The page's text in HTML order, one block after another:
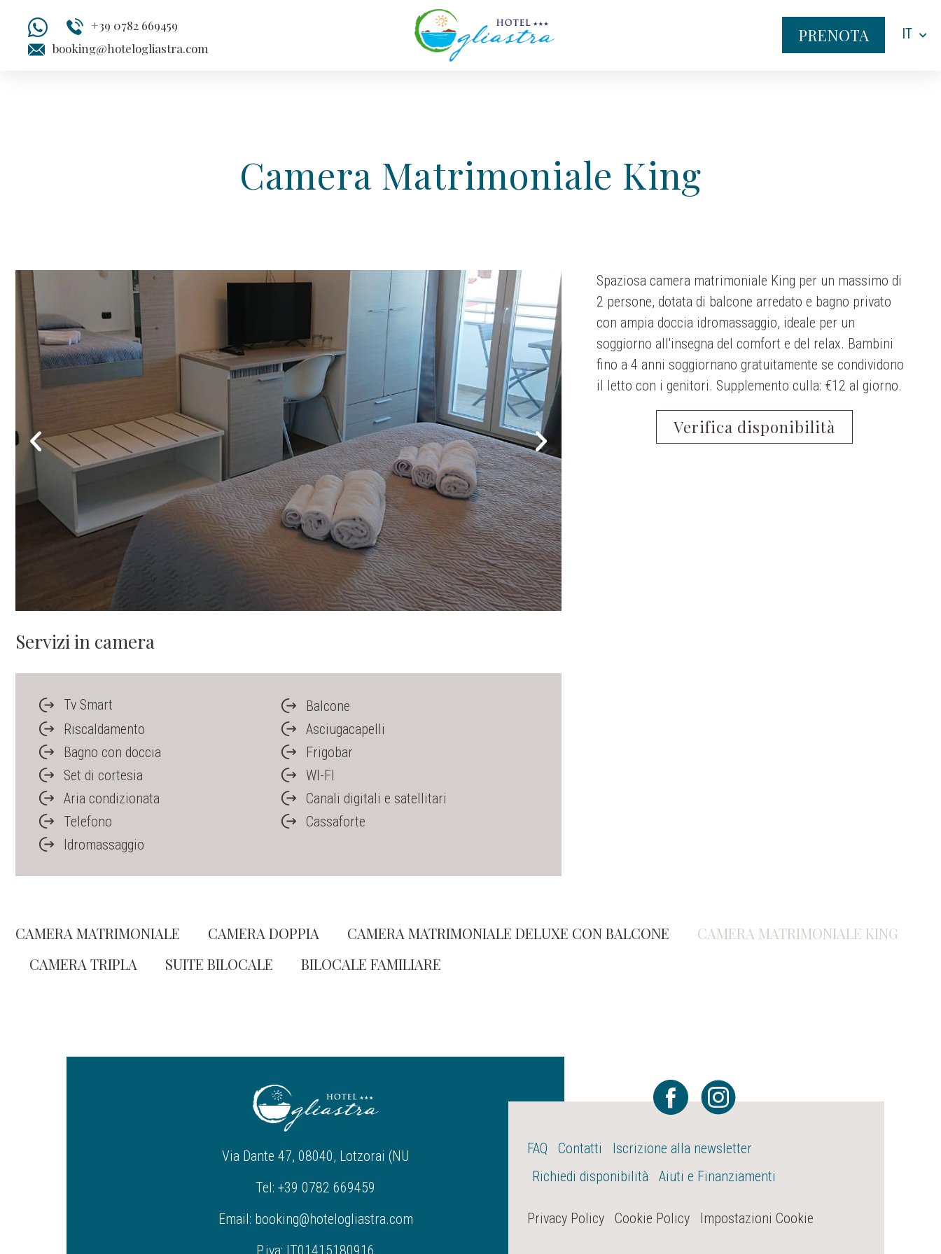
+39 0782 669459
booking@hotelogliastra.com
IT
PRENOTA
Camera Matrimoniale King
Servizi in camera
Tv Smart
Balcone
Riscaldamento
Asciugacapelli
Bagno con doccia
Frigobar
Set di cortesia
WI-FI
Aria condizionata
Canali digitali e satellitari
Telefono
Cassaforte
Idromassaggio
Spaziosa camera matrimoniale King per un massimo di
2 persone, dotata di balcone arredato e bagno privato
con ampia doccia idromassaggio, ideale per un
soggiorno all'insegna del comfort e del relax. Bambini
fino a 4 anni soggiornano gratuitamente se condividono
il letto con i genitori. Supplemento culla: €12 al giorno.
Verifica disponibilità
CAMERA MATRIMONIALE CAMERA DOPPIA CAMERA MATRIMONIALE DELUXE CON BALCONE
CAMERA MATRIMONIALE KING
CAMERA TRIPLA
SUITE BILOCALE BILOCALE FAMILIARE
Via Dante 47, 08040, Lotzorai (NU
Tel: +39 0782 669459
Email: booking@hotelogliastra.com
P.iva: IT01415180916
FAQ Contatti
Iscrizione alla newsletter
Richiedi disponibilità
Aiuti e Finanziamenti
Privacy Policy Cookie Policy Impostazioni Cookie